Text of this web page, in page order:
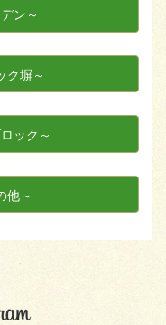
ン～
ク塀～
ック～
他～